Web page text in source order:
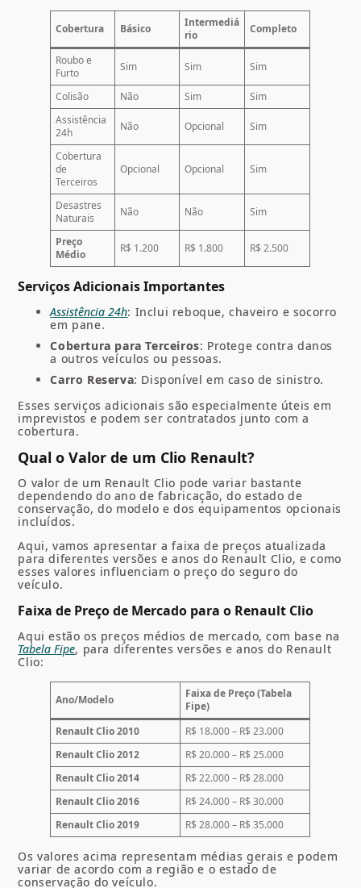
Cobertura Básico
Intermediá
rio
Completo
Roubo e
Furto
Sim Sim Sim
Colisão Não Sim
Sim
Assistência
24h
Não Opcional Sim
Cobertura
de
Terceiros
Opcional Opcional Sim
Desastres
Naturais
Não Não Sim
Preço
Médio
R$ 1.200 R$ 1.800 R$ 2.500
Serviços Adicionais Importantes
Assistência 24h: Inclui reboque, chaveiro e socorro
em pane.
Cobertura para Terceiros: Protege contra danos
a outros veículos ou pessoas.
Carro Reserva: Disponível em caso de sinistro.
Esses serviços adicionais são especialmente úteis em
imprevistos e podem ser contratados junto com a
cobertura.
Qual o Valor de um Clio Renault?
O valor de um Renault Clio pode variar bastante
dependendo do ano de fabricação, do estado de
conservação, do modelo e dos equipamentos opcionais
incluídos.
Aqui, vamos apresentar a faixa de preços atualizada
para diferentes versões e anos do Renault Clio, e como
esses valores influenciam o preço do seguro do
veículo.
Faixa de Preço de Mercado para o Renault Clio
Aqui estão os preços médios de mercado, com base na
Tabela Fipe, para diferentes versões e anos do Renault
Clio:
Ano/Modelo
Faixa de Preço (Tabela
Fipe)
Renault Clio 2010
R$ 18.000 – R$ 23.000
Renault Clio 2012
R$ 20.000 – R$ 25.000
Renault Clio 2014
R$ 22.000 – R$ 28.000
Renault Clio 2016
R$ 24.000 – R$ 30.000
Renault Clio 2019
R$ 28.000 – R$ 35.000
Os valores acima representam médias gerais e podem
variar de acordo com a região e o estado de
conservação do veículo.